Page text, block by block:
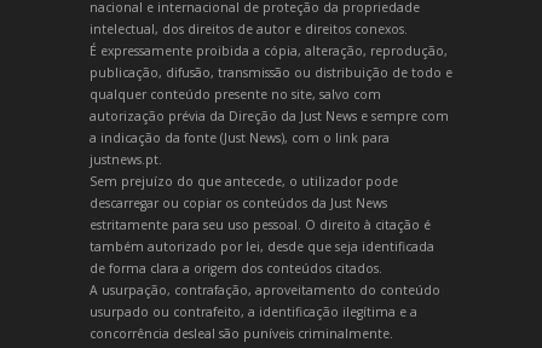
nacional e internacional de proteção da propriedade
intelectual, dos direitos de autor e direitos conexos.
É expressamente proibida a cópia, alteração, reprodução,
publicação, difusão, transmissão ou distribuição de todo e
qualquer conteúdo presente no site, salvo com
autorização prévia da Direção da Just News e sempre com
a indicação da fonte (Just News), com o link para
justnews.pt.
Sem prejuízo do que antecede, o utilizador pode
descarregar ou copiar os conteúdos da Just News
estritamente para seu uso pessoal. O direito à citação é
também autorizado por lei, desde que seja identificada
de forma clara a origem dos conteúdos citados.
A usurpação, contrafação, aproveitamento do conteúdo
usurpado ou contrafeito, a identificação ilegítima e a
concorrência desleal são puníveis criminalmente.